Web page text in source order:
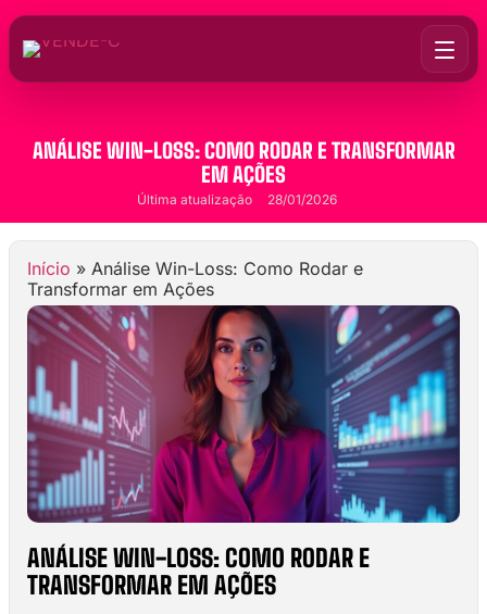
ANÁLISE WIN-LOSS: COMO RODAR E TRANSFORMAR
EM AÇÕES
Última atualização 28/01/2026
Início » Análise Win-Loss: Como Rodar e
Transformar em Ações
ANÁLISE WIN-LOSS: COMO RODAR E
TRANSFORMAR EM AÇÕES